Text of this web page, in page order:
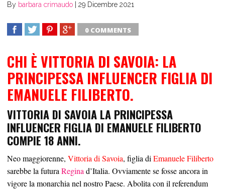
By barbara crimaudo 29 Dicembre 2021
0 COMMENTS
CHI È VITTORIA DI SAVOIA: LA
PRINCIPESSA INFLUENCER FIGLIA DI
EMANUELE FILIBERTO.
VITTORIA DI SAVOIA LA PRINCIPESSA
INFLUENCER FIGLIA DI EMANUELE FILIBERTO
COMPIE 18 ANNI.
Neo maggiorenne, Vittoria di Savoia, figlia diEmanuele Filiberto
sarebbe la futuraReginad’Italia. Ovviamente se fosse ancora in
vigore la monarchia nel nostro Paese. Abolita con il referendum